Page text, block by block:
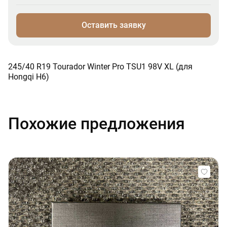
Оставить заявку
245/40 R19 Tourador Winter Pro TSU1 98V XL (для
Hongqi H6)
Похожие предложения